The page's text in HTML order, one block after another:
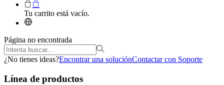
Tu carrito está vacío.
Página no encontrada
¿No tienes ideas?Encontrar una soluciónContactar con Soporte
Línea de productos